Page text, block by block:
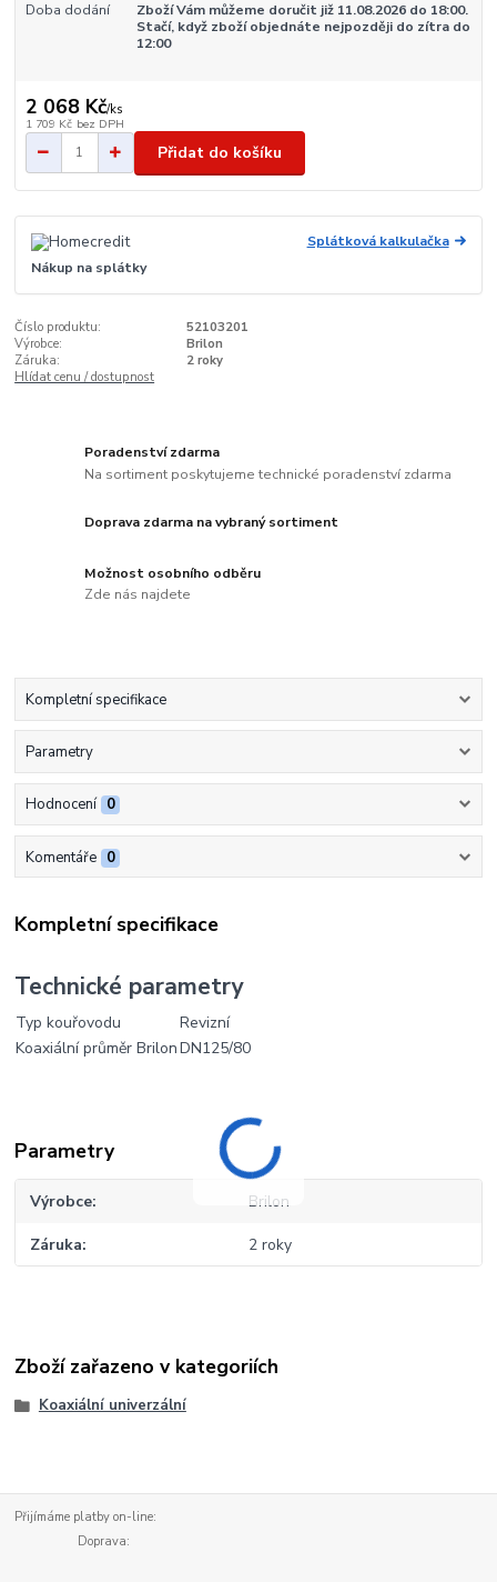
Doba dodání
Zboží Vám můžeme doručit již 11.08.2026 do 18:00.
Stačí, když zboží objednáte nejpozději do zítra do
12:00
2 068 Kč/ks
1 709 Kč bez DPH
Přidat do košíku
Splátková kalkulačka
Nákup na splátky
Číslo produktu:
52103201
Výrobce:
Brilon
Záruka:
2 roky
Hlídat cenu / dostupnost
Poradenství zdarma
Na sortiment poskytujeme technické poradenství zdarma
Doprava zdarma na vybraný sortiment
Možnost osobního odběru
Zde nás najdete
Kompletní specifikace
Parametry
Hodnocení 0
Komentáře 0
Kompletní specifikace
Technické parametry
Typ kouřovodu
Revizní
Koaxiální průměr BrilonDN125/80
Parametry
Výrobce Brilon
Záruka 2 roky
Zboží zařazeno v kategoriích
Koaxiální univerzální
Přijímáme platby on-line:
Doprava: